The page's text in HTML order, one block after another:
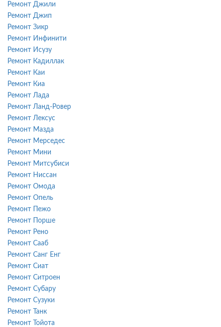
Ремонт Джили
Ремонт Джип
Ремонт Зикр
Ремонт Инфинити
Ремонт Исузу
Ремонт Кадиллак
Ремонт Каи
Ремонт Киа
Ремонт Лада
Ремонт Ланд-Ровер
Ремонт Лексус
Ремонт Мазда
Ремонт Мерседес
Ремонт Мини
Ремонт Митсубиси
Ремонт Ниссан
Ремонт Омода
Ремонт Опель
Ремонт Пежо
Ремонт Порше
Ремонт Рено
Ремонт Сааб
Ремонт Санг Енг
Ремонт Сиат
Ремонт Ситроен
Ремонт Субару
Ремонт Сузуки
Ремонт Танк
Ремонт Тойота